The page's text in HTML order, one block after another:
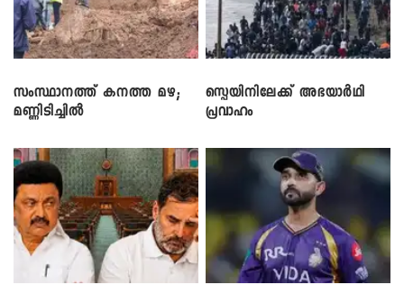
സംസ്ഥാനത്ത് കനത്ത മഴ;
മണ്ണിടിച്ചിൽ
സ്പെയിനിലേക്ക് അഭയാർഥി
പ്രവാഹം